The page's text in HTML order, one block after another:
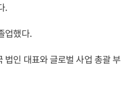
.
업했다.
법인 대표와 글로벌 사업 총괄 부